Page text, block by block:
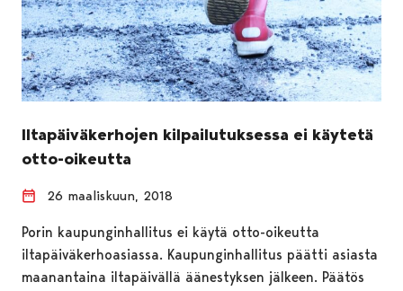
Iltapäiväkerhojen kilpailutuksessa ei käytetä
otto-oikeutta
26 maaliskuun, 2018
Porin kaupunginhallitus ei käytä otto-oikeutta
iltapäiväkerhoasiassa. Kaupunginhallitus päätti asiasta
maanantaina iltapäivällä äänestyksen jälkeen. Päätös